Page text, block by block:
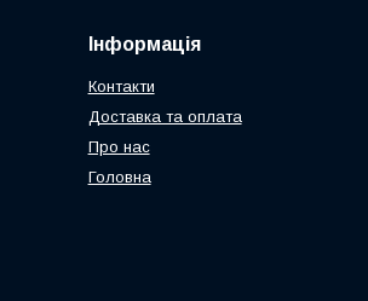
Інформація
Контакти
Доставка та оплата
Про нас
Головна